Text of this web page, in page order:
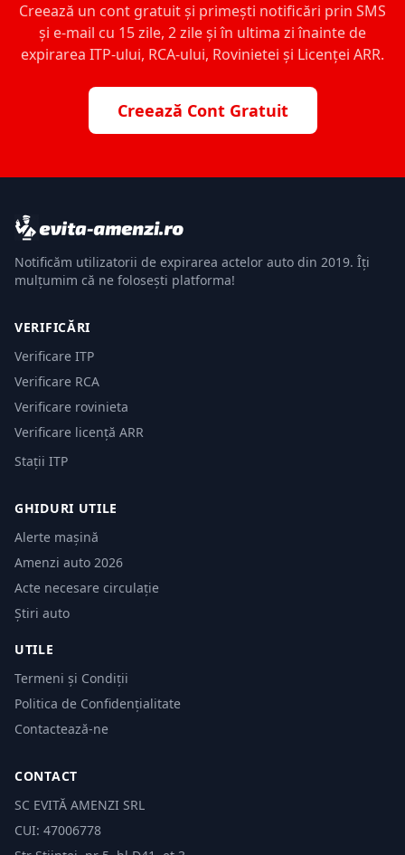
Creează un cont gratuit și primești notificări prin SMS
și e-mail cu 15 zile, 2 zile și în ultima zi înainte de
expirarea ITP-ului, RCA-ului, Rovinietei și Licenței ARR.
Creează Cont Gratuit
Notificăm utilizatorii de expirarea actelor auto din 2019. Îți
mulțumim că ne folosești platforma!
VERIFICĂRI
Verificare ITP
Verificare RCA
Verificare rovinieta
Verificare licență ARR
Stații ITP
GHIDURI UTILE
Alerte mașină
Amenzi auto 2026
Acte necesare circulație
Știri auto
UTILE
Termeni și Condiții
Politica de Confidențialitate
Contactează-ne
CONTACT
SC EVITĂ AMENZI SRL
CUI: 47006778